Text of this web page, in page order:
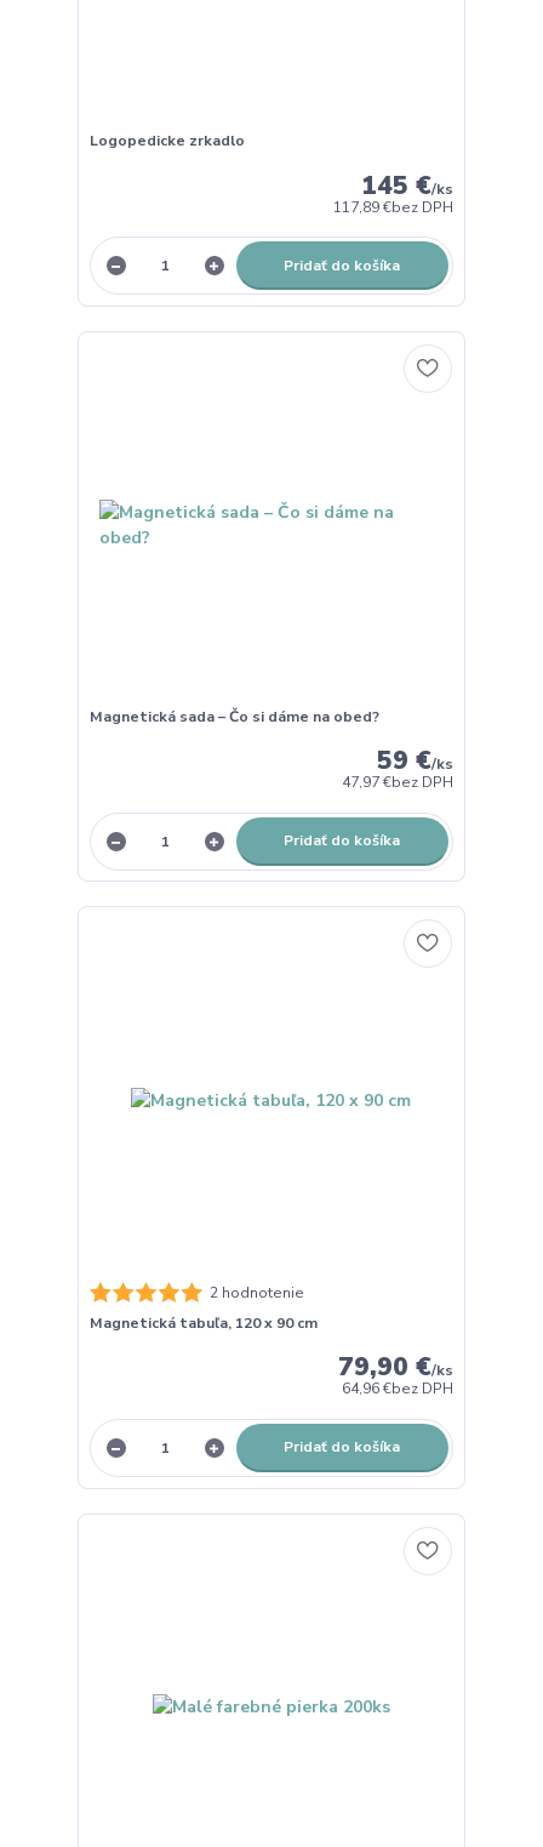
Logopedicke zrkadlo
145 €/ks
117,89 €bez DPH
Pridať do košíka
Magnetická sada – Čo si dáme na obed?
59 €/ks
47,97 €bez DPH
Pridať do košíka
2 hodnotenie
Magnetická tabuľa, 120 x 90 cm
79,90 €/ks
64,96 €bez DPH
Pridať do košíka